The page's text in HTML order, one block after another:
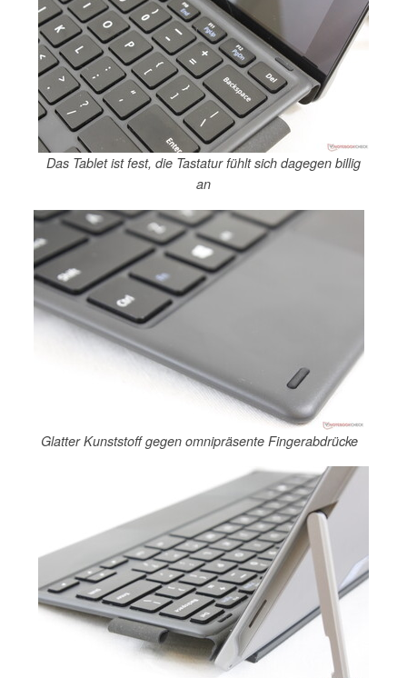
Das Tablet ist fest, die Tastatur fühlt sich dagegen billig
an
Glatter Kunststoff gegen omnipräsente Fingerabdrücke